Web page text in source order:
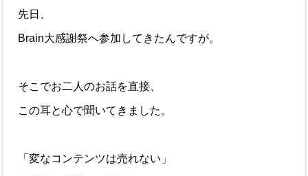
先日、
Brain大感謝祭へ参加してきたんですが。
そこでお二人のお話を直接、
この耳と心で聞いてきました。
「変なコンテンツは売れない」